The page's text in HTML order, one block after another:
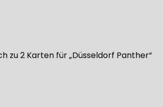
zu 2 Karten für „Düsseldorf Panther“